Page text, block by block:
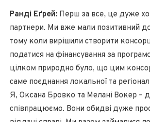
Ранді Еґрей: Перш за все, це дуже
партнери. Ми вже мали позитивний
тому коли вирішили створити
податися на фінансування за
цілком природно було, що цим
саме поєднання локальної та
Я, Оксана Бровко та Мелані Вокер –
співпрацюємо. Вони обидві дуже